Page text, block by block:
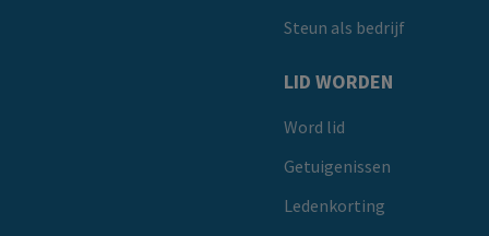
Steun als bedrijf
LID WORDEN
Word lid
Getuigenissen
Ledenkorting